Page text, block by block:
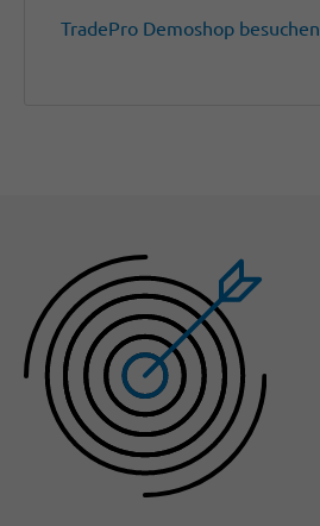
TradePro Demoshop besuchen